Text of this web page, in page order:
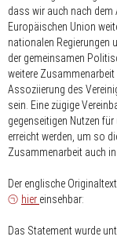
dass wir auch nach
Europäischen Union
nationalen Regierungen
der gemeinsamen
weitere
Assoziierung des
sein. Eine zügige
gegenseitigen Nutzen
erreicht werden, um so
Zusammenarbeit auch
Der englische
hier einsehbar:
Das Statementwurde